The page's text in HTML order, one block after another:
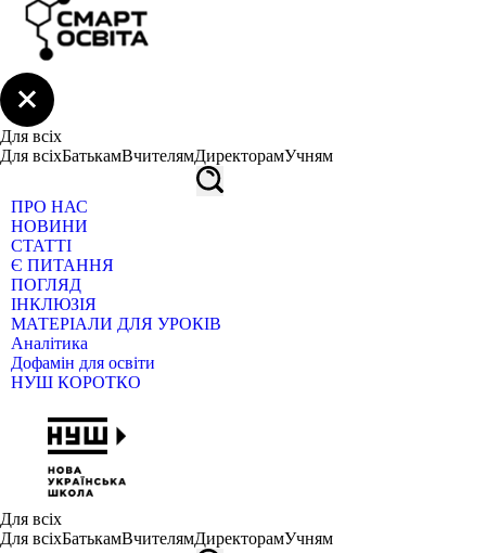
Для всіх
Для всіхБатькамВчителямДиректорамУчням
ПРО НАС
НОВИНИ
СТАТТІ
Є ПИТАННЯ
ПОГЛЯД
ІНКЛЮЗІЯ
МАТЕРІАЛИ ДЛЯ УРОКІВ
Аналітика
Дофамін для освіти
НУШ КОРОТКО
Для всіх
Для всіхБатькамВчителямДиректорамУчням